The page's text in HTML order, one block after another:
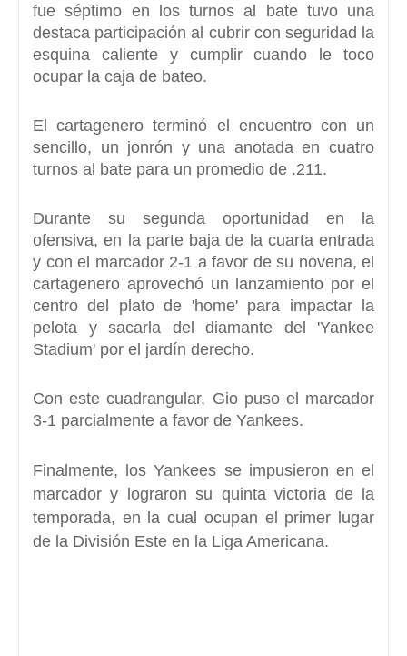
fue séptimo en los turnos al bate tuvo una
destaca participación al cubrir con seguridad la
esquina caliente y cumplir cuando le toco
ocupar la caja de bateo.
El cartagenero terminó el encuentro con un
sencillo, un jonrón y una anotada en cuatro
turnos al bate para un promedio de .211.
Durante su segunda oportunidad en la
ofensiva, en la parte baja de la cuarta entrada
y con el marcador 2-1 a favor de su novena, el
cartagenero aprovechó un lanzamiento por el
centro del plato de 'home' para impactar la
pelota y sacarla del diamante del 'Yankee
Stadium' por el jardín derecho.
Con este cuadrangular, Gio puso el marcador
3-1 parcialmente a favor de Yankees.
Finalmente, los Yankees se impusieron en el
marcador y lograron su quinta victoria de la
temporada, en la cual ocupan el primer lugar
de la División Este en la Liga Americana.